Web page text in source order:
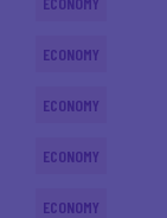
ECONOMY
ECONOMY
ECONOMY
ECONOMY